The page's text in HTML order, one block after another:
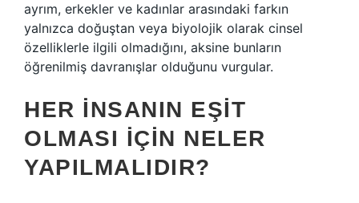
ayrım, erkekler ve kadınlar arasındaki farkın
yalnızca doğuştan veya biyolojik olarak cinsel
özelliklerle ilgili olmadığını, aksine bunların
öğrenilmiş davranışlar olduğunu vurgular.
HER INSANIN EŞIT
OLMASI IÇIN NELER
YAPILMALIDIR?